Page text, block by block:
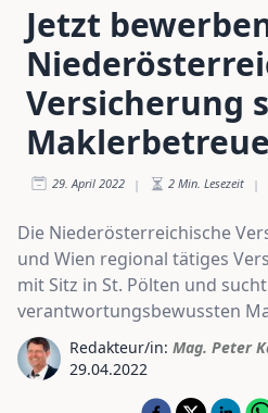
Jetzt
Versicherung
29. April 2022 | 2 Min. Lesezeit |
Die Niederösterreichische
und Wien regional tätiges
mit Sitz in St. Pölten und
verantwortungsbewussten
Redakteur/in: Mag. Peter
29.04.2022